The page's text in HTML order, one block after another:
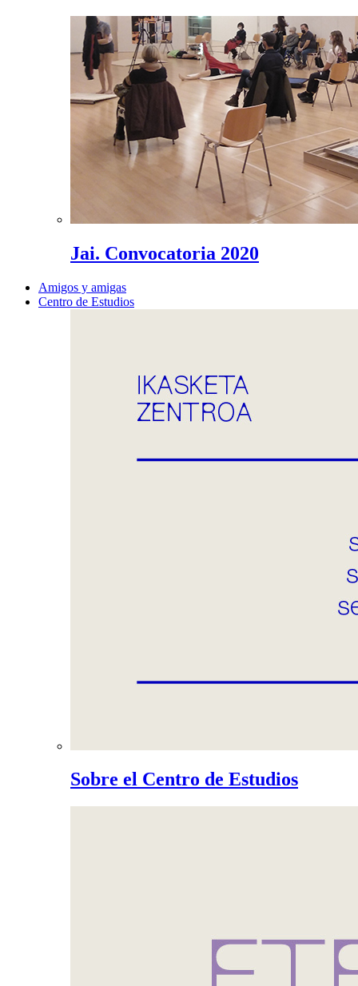
Jai. Convocatoria 2020
Amigos y amigas
Centro de Estudios
Sobre el Centro de Estudios